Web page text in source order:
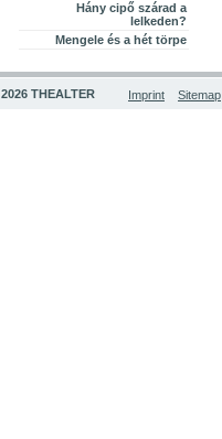
Hány cipő szárad a
lelkeden?
Mengele és a hét törpe
2026 THEALTER Imprint Sitemap